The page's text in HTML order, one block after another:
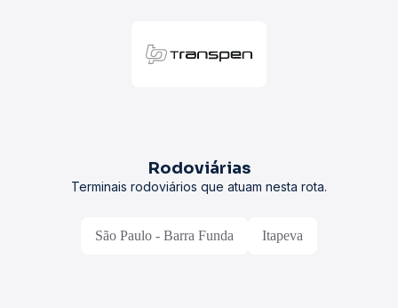
Rodoviárias
Terminais rodoviários que atuam nesta rota.
São Paulo - Barra Funda Itapeva